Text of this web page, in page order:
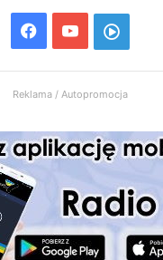
Facebook
YouTubeWłącz
Radio
7
Reklama / Autopromocja